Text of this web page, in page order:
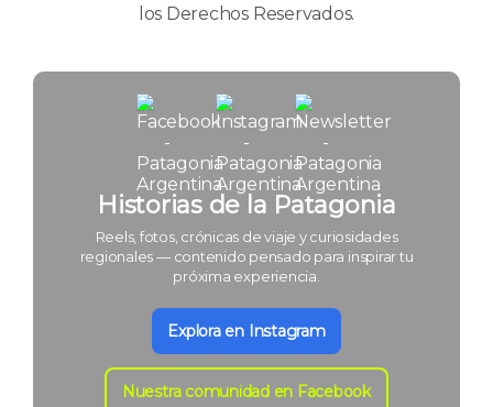
los Derechos Reservados.
Historias de la Patagonia
Reels, fotos, crónicas de viaje y curiosidades
regionales — contenido pensado para inspirar tu
próxima experiencia.
Explora en Instagram
Nuestra comunidad en Facebook